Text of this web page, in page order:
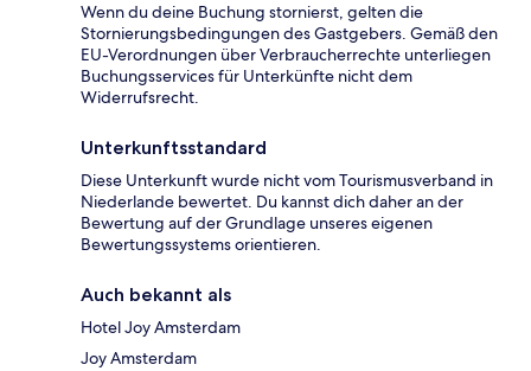
Wenn du deine Buchung stornierst, gelten die
Stornierungsbedingungen des Gastgebers. Gemäß den
EU-Verordnungen über Verbraucherrechte unterliegen
Buchungsservices für Unterkünfte nicht dem
Widerrufsrecht.
Unterkunftsstandard
Diese Unterkunft wurde nicht vom Tourismusverband in
Niederlande bewertet. Du kannst dich daher an der
Bewertung auf der Grundlage unseres eigenen
Bewertungssystems orientieren.
Auch bekannt als
Hotel Joy Amsterdam
Joy Amsterdam